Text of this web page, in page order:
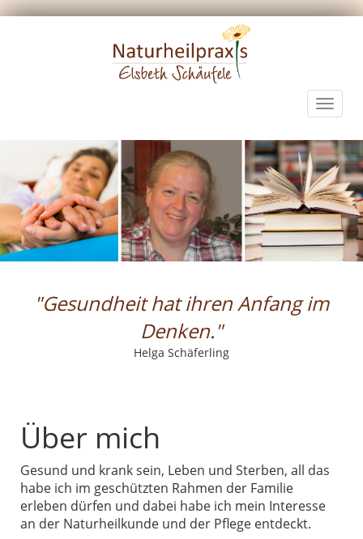
Toggle
"Gesundheit hat ihren Anfang im
Denken."
Helga Schäferling
Über mich
Gesund und krank sein, Leben und Sterben, all das
habe ich im geschützten Rahmen der Familie
erleben dürfen und dabei habe ich mein Interesse
an der Naturheilkunde und der Pflege entdeckt.